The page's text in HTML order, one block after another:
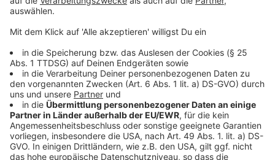
Keine Einschränkungen mehr für LKW
Wird die neue Brücke am 4. Februar freigegeben, fa
alle bisher geltenden Gewichtsbeschränkungen
(Überfahrtverbot für Fahrzeuge schwerer als 3,5
Tonnen) weg. LKW, Reisebusse und alle sonstigen
Fahrzeuge dürfen über die Brücke wieder fahren.
Deswegen werden während der Vollsperrung auch alle
LKW-Sperranlagen entfernt.